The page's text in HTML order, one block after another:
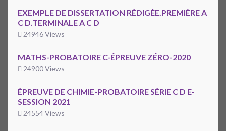
EXEMPLE DE DISSERTATION RÉDIGÉE.PREMIÈRE A
C D.TERMINALE A C D
24946 Views
MATHS-PROBATOIRE C-ÉPREUVE ZÉRO-2020
24900 Views
ÉPREUVE DE CHIMIE-PROBATOIRE SÉRIE C D E-
SESSION 2021
24554 Views